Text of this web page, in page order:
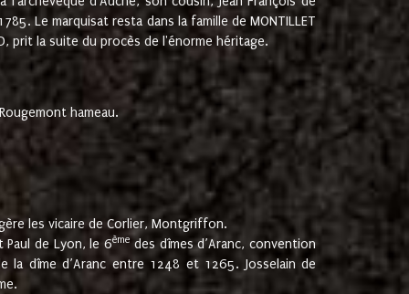
Le marquisat resta dans la famille de MONTILLET
prit la suite du procès de l'énorme héritage.
hameau.
les vicaire de Corlier, Montgriffon.
Paul de Lyon, le 6ème des dîmes d’Aranc, convention
la dîme d’Aranc entre 1248 et 1265. Josselain de